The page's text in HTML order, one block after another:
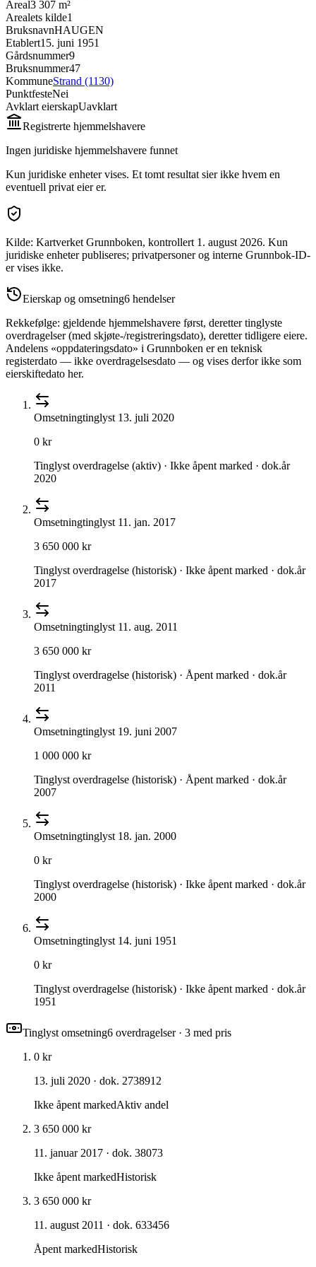
Areal3 307 m²
Arealets kilde1
BruksnavnHAUGEN
Etablert15. juni 1951
Gårdsnummer9
Bruksnummer47
KommuneStrand (1130)
PunktfesteNei
Avklart eierskapUavklart
Registrerte hjemmelshavere
Ingen juridiske hjemmelshavere funnet
Kun juridiske enheter vises. Et tomt resultat sier ikke hvem en
eventuell privat eier er.
Kilde: Kartverket Grunnboken, kontrollert 1. august 2026. Kun
juridiske enheter publiseres; privatpersoner og interne Grunnbok-ID-
er vises ikke.
Eierskap og omsetning6 hendelser
Rekkefølge: gjeldende hjemmelshavere først, deretter tinglyste
overdragelser (med skjøte-/registreringsdato), deretter tidligere eiere.
Andelens «oppdateringsdato» i Grunnboken er en teknisk
registerdato — ikke overdragelsesdato — og vises derfor ikke som
eierskiftedato her.
Omsetningtinglyst 13. juli 2020
0 kr
Tinglyst overdragelse (aktiv) · Ikke åpent marked · dok.år
2020
Omsetningtinglyst 11. jan. 2017
3 650 000 kr
Tinglyst overdragelse (historisk) · Ikke åpent marked · dok.år
2017
Omsetningtinglyst 11. aug. 2011
3 650 000 kr
Tinglyst overdragelse (historisk) · Åpent marked · dok.år
2011
Omsetningtinglyst 19. juni 2007
1 000 000 kr
Tinglyst overdragelse (historisk) · Åpent marked · dok.år
2007
Omsetningtinglyst 18. jan. 2000
0 kr
Tinglyst overdragelse (historisk) · Ikke åpent marked · dok.år
2000
Omsetningtinglyst 14. juni 1951
0 kr
Tinglyst overdragelse (historisk) · Ikke åpent marked · dok.år
1951
Tinglyst omsetning6 overdragelser· 3 med pris
0 kr
13. juli 2020 · dok. 2738912
Ikke åpent markedAktiv andel
3 650 000 kr
11. januar 2017 · dok. 38073
Ikke åpent markedHistorisk
3 650 000 kr
11. august 2011 · dok. 633456
Åpent markedHistorisk